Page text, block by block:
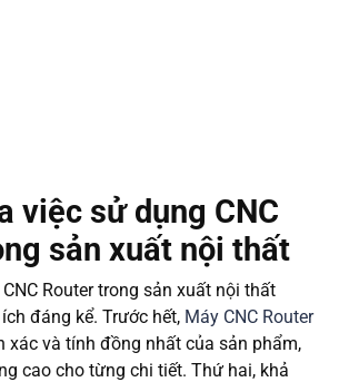
việc sử dụng CNC
sản xuất nội thất
Router trong sản xuất nội thất
đáng kể. Trước hết, Máy CNC Router
xác và tính đồng nhất của sản phẩm,
cao cho từng chi tiết. Thứ hai, khả